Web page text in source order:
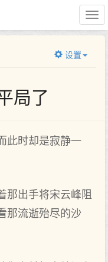
设置
局了
此时却是寂静一
那出手将宋云峰阻
那流逝殆尽的沙